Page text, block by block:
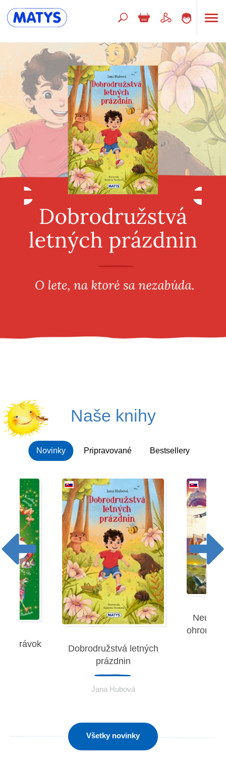
Beletria pre deti
Doplnkový sortiment
Jazyky
Poézia
Populárno - náučné pre deti
Predškoláci
Výchova a pedagogika
Všetky kategórie
Naše knihy
Novinky Pripravované Bestsellery
Dobrodružstvá letných
prázdnin
Jana Hubová
Všetky novinky